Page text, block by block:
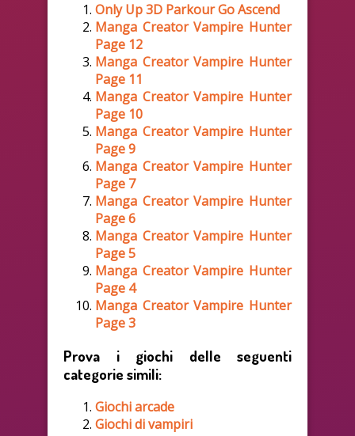
Only Up 3D Parkour Go Ascend
Manga Creator Vampire Hunter
Page 12
Manga Creator Vampire Hunter
Page 11
Manga Creator Vampire Hunter
Page 10
Manga Creator Vampire Hunter
Page 9
Manga Creator Vampire Hunter
Page 7
Manga Creator Vampire Hunter
Page 6
Manga Creator Vampire Hunter
Page 5
Manga Creator Vampire Hunter
Page 4
Manga Creator Vampire Hunter
Page 3
Prova i giochi delle seguenti
categorie simili:
Giochi arcade
Giochi di vampiri